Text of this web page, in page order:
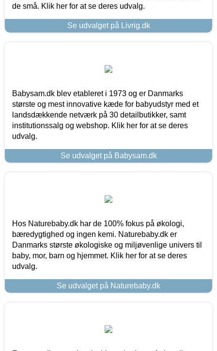
de små. Klik her for at se deres udvalg.
Se udvalget på Livrig.dk
Babysam.dk blev etableret i 1973 og er Danmarks
største og mest innovative kæde for babyudstyr med et
landsdækkende netværk på 30 detailbutikker, samt
institutionssalg og webshop. Klik her for at se deres
udvalg.
Se udvalget på Babysam.dk
Hos Naturebaby.dk har de 100% fokus på økologi,
bæredygtighed og ingen kemi. Naturebaby.dk er
Danmarks største økologiske og miljøvenlige univers til
baby, mor, barn og hjemmet. Klik her for at se deres
udvalg.
Se udvalget på Naturebaby.dk